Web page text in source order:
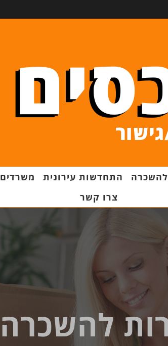
להשכרה התחדשות עירונית משרדים
צרו קשר
להשכרה